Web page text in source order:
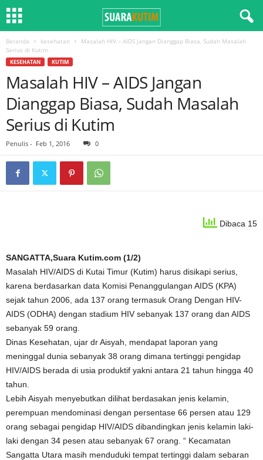
Beranda kesehatan
Masalah HIV – AIDS Jangan Dianggap Biasa, Sudah Masalah
Serius di Kutim
KESEHATAN KUTIM
Masalah HIV – AIDS Jangan
Dianggap Biasa, Sudah Masalah
Serius di Kutim
Penulis - Feb 1, 2016 0
Dibaca 15
SANGATTA,Suara Kutim.com (1/2)
Masalah HIV/AIDS di Kutai Timur (Kutim) harus disikapi serius,
karena berdasarkan data Komisi Penanggulangan AIDS (KPA)
sejak tahun 2006, ada 137 orang termasuk Orang Dengan HIV-
AIDS (ODHA) dengan stadium HIV sebanyak 137 orang dan AIDS
sebanyak 59 orang.
Dinas Kesehatan, ujar dr Aisyah, mendapat laporan yang
meninggal dunia sebanyak 38 orang dimana tertinggi pengidap
HIV/AIDS berada di usia produktif yakni antara 21 tahun hingga 40
tahun.
Lebih Aisyah menyebutkan dilihat berdasakan jenis kelamin,
perempuan mendominasi dengan persentase 66 persen atau 129
orang sebagai pengidap HIV/AIDS dibandingkan jenis kelamin laki-
laki dengan 34 pesen atau sebanyak 67 orang. “ Kecamatan
Sangatta Utara masih menduduki tempat tertinggi dalam sebaran